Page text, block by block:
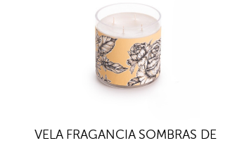
VELA FRAGANCIA SOMBRAS DE